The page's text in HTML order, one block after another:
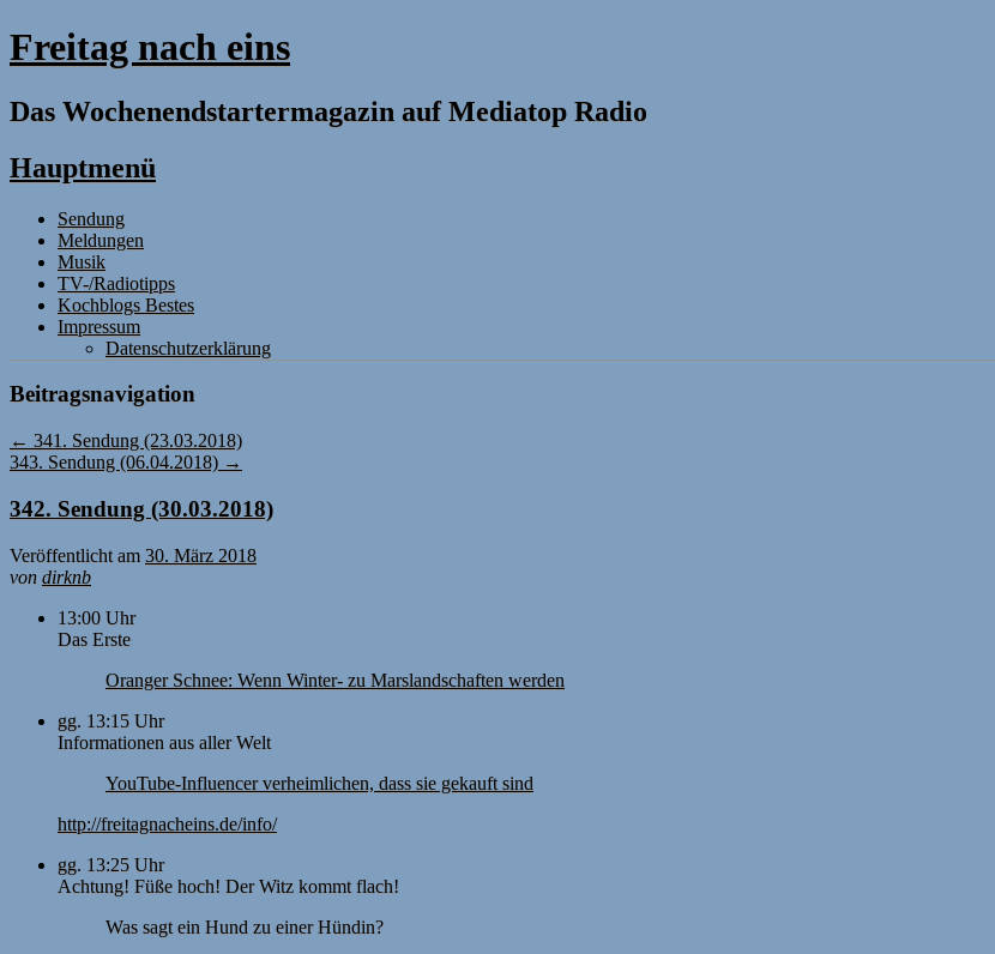
Freitag nach eins
Das Wochenendstartermagazin auf Mediatop Radio
Hauptmenü
Zum
Inhalt
springen
Sendung
Meldungen
Musik
TV-/Radiotipps
Kochblogs Bestes
Impressum
Datenschutzerklärung
Beitragsnavigation
← 341. Sendung (23.03.2018)
343. Sendung (06.04.2018) →
342. Sendung (30.03.2018)
Veröffentlicht am 30. März 2018
von dirknb
13:00 Uhr
Das Erste
Oranger Schnee: Wenn Winter- zu Marslandschaften werden
gg. 13:15 Uhr
Informationen aus aller Welt
YouTube-Influencer verheimlichen, dass sie gekauft sind
http://freitagnacheins.de/info/
gg. 13:25 Uhr
Achtung! Füße hoch! Der Witz kommt flach!
Was sagt ein Hund zu einer Hündin?